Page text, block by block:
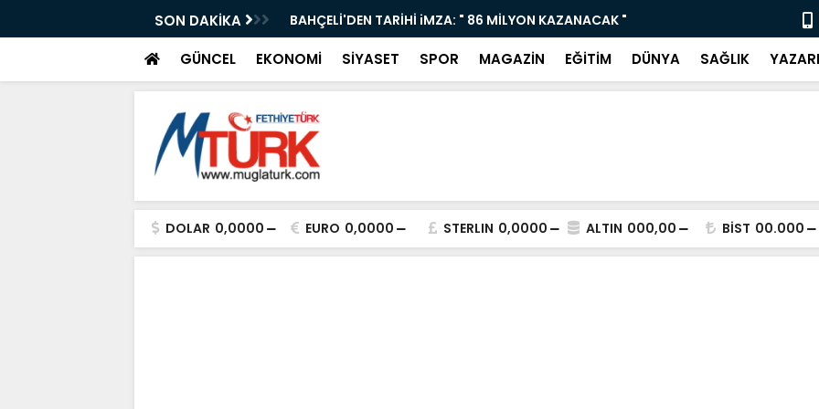
SON DAKİKA
Film Yarışması İçin Başvurular BAHÇELİ'DEN TARİHİ iMZA: " 86 MİLYON KAZANACAK " Yaz
GÜNCEL EKONOMİ SİYASET SPOR MAGAZİN EĞİTİM DÜNYA SAĞLIK
DOLAR 0,0000 EURO 0,0000 STERLIN 0,0000 ALTIN 000,00 BİST 00.000